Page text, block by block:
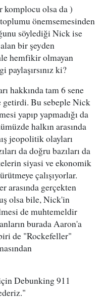
olsa da )
önemsemesinden
söylediği Nick ise
bir şeyden
hemfikir olmayan
ki?
hakkında tam 6 sene
getirdi. Bu sebeple Nick
yapıp yapmadığı da
halkın arasında
jeopolitik olayları
da doğru bazıları da
siyasi ve ekonomik
çalışıyorlar.
arasında gerçekten
olsa bile, Nick'in
de muhtemeldir
burada Aaron'a
de "Rockefeller"
Debunking 911